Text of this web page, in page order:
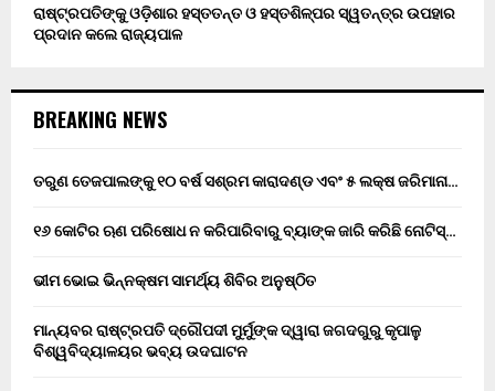
ରାଷ୍ଟ୍ରପତିଙ୍କୁ ଓଡ଼ିଶାର ହସ୍ତତନ୍ତ ଓ ହସ୍ତଶିଳ୍ପର ସ୍ୱତନ୍ତ୍ର ଉପହାର
ପ୍ରଦାନ କଲେ ରାଜ୍ୟପାଳ
BREAKING NEWS
ତରୁଣ ତେଜପାଲଙ୍କୁ ୧୦ ବର୍ଷ ସଶ୍ରମ କାରାଦଣ୍ଡ ଏବଂ ₹୫ ଲକ୍ଷ ଜରିମାନା…
୧୬ କୋଟିର ଋଣ ପରିଷୋଧ ନ କରିପାରିବାରୁ ବ୍ୟାଙ୍କ ଜାରି କରିଛି ନୋଟିସ୍…
ଭୀମ ଭୋଇ ଭିନ୍ନକ୍ଷମ ସାମର୍ଥ୍ୟ ଶିବିର ଅନୁଷ୍ଠିତ
ମାନ୍ୟବର ରାଷ୍ଟ୍ରପତି ଦ୍ରୌପଦୀ ମୁର୍ମୁଙ୍କ ଦ୍ୱାରା ଜଗଦଗୁରୁ କୃପାଳୁ
ବିଶ୍ୱବିଦ୍ୟାଳୟର ଭବ୍ୟ ଉଦଘାଟନ